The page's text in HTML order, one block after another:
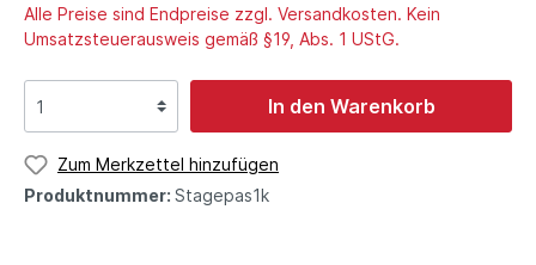
Alle Preise sind Endpreise zzgl. Versandkosten. Kein
Umsatzsteuerausweis gemäß §19, Abs. 1 UStG.
In den Warenkorb
Zum Merkzettel hinzufügen
Produktnummer: Stagepas1k